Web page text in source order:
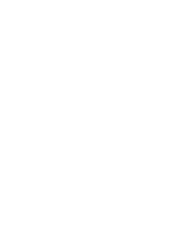
für unsere täglichen
der kleinen und auch
auf unseren
Abu Nuhas oder an der